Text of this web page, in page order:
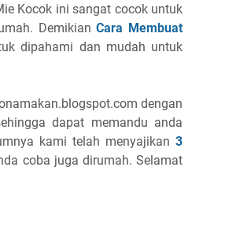
Kocok ini sangat cocok untuk
DemikianCara Membuat
dipahami dan mudah untuk
dengan
dapat memandu anda
kami telah menyajikan 3
coba juga dirumah. Selamat